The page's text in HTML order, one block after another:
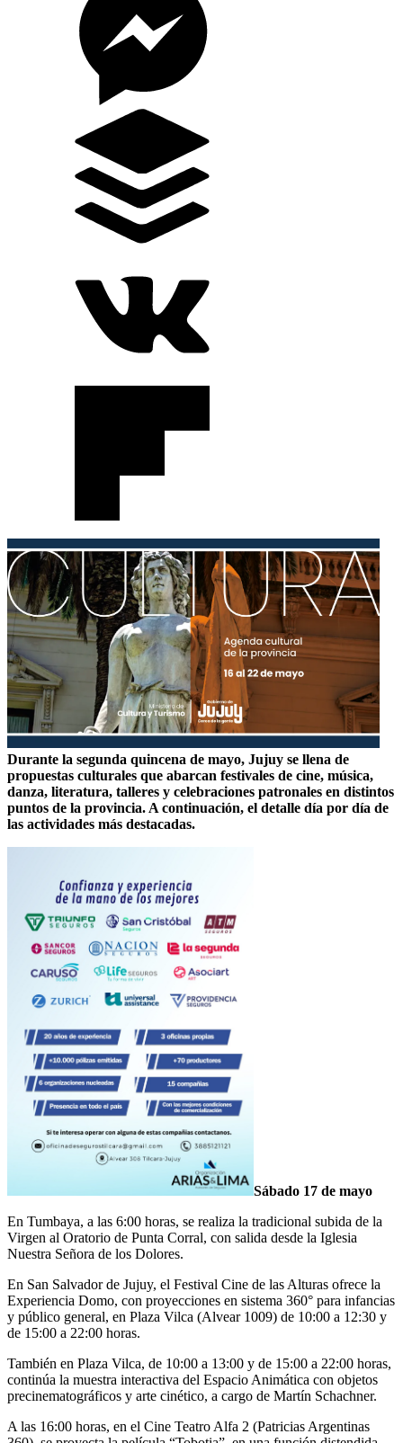
Durante la segunda quincena de mayo, Jujuy se llena de
propuestas culturales que abarcan festivales de cine, música,
danza, literatura, talleres y celebraciones patronales en distintos
puntos de la provincia. A continuación, el detalle día por día de
las actividades más destacadas.
Sábado 17 de mayo
En Tumbaya, a las 6:00 horas, se realiza la tradicional subida de la
Virgen al Oratorio de Punta Corral, con salida desde la Iglesia
Nuestra Señora de los Dolores.
En San Salvador de Jujuy, el Festival Cine de las Alturas ofrece la
Experiencia Domo, con proyecciones en sistema 360° para infancias
y público general, en Plaza Vilca (Alvear 1009) de 10:00 a 12:30 y
de 15:00 a 22:00 horas.
También en Plaza Vilca, de 10:00 a 13:00 y de 15:00 a 22:00 horas,
continúa la muestra interactiva del Espacio Animática con objetos
precinematográficos y arte cinético, a cargo de Martín Schachner.
A las 16:00 horas, en el Cine Teatro Alfa 2 (Patricias Argentinas